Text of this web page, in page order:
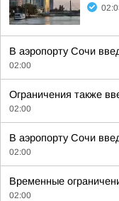
В аэропорту Сочи
02:00
Ограничения также
02:00
В аэропорту Сочи
02:00
Временные
02:00